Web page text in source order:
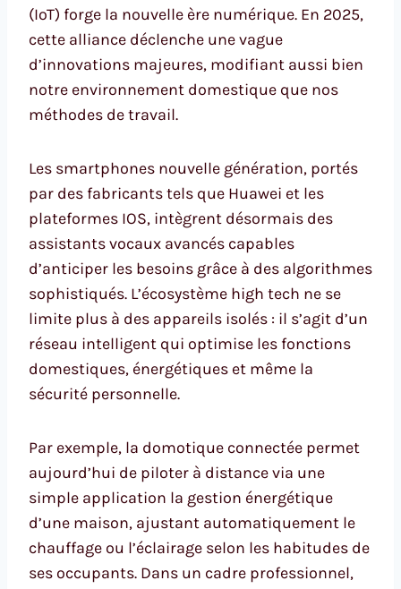
(IoT) forge la nouvelle ère numérique. En 2025,
cette alliance déclenche une vague
d’innovations majeures, modifiant aussi bien
notre environnement domestique que nos
méthodes de travail.
Les smartphones nouvelle génération, portés
par des fabricants tels que Huawei et les
plateformes IOS, intègrent désormais des
assistants vocaux avancés capables
d’anticiper les besoins grâce à des algorithmes
sophistiqués. L’écosystème high tech ne se
limite plus à des appareils isolés : il s’agit d’un
réseau intelligent qui optimise les fonctions
domestiques, énergétiques et même la
sécurité personnelle.
Par exemple, la domotique connectée permet
aujourd’hui de piloter à distance via une
simple application la gestion énergétique
d’une maison, ajustant automatiquement le
chauffage ou l’éclairage selon les habitudes de
ses occupants. Dans un cadre professionnel,